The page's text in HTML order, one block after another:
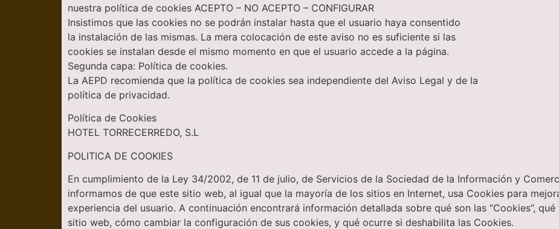
nuestra política de cookies ACEPTO – NO ACEPTO – CONFIGURAR
Insistimos que las cookies no se podrán instalar hasta que el usuario haya consentido
la instalación de las mismas. La mera colocación de este aviso no es suficiente si las
cookies se instalan desde el mismo momento en que el usuario accede a la página.
Segunda capa: Política de cookies.
La AEPD recomienda que la política de cookies sea independiente del Aviso Legal y de la
política de privacidad.
Política de Cookies
HOTEL TORRECERREDO, S.L
POLITICA DE COOKIES
En cumplimiento de la Ley 34/2002, de 11 de julio, de Servicios de la Sociedad de la Información y
informamos de que este sitio web, al igual que la mayoría de los sitios en Internet, usa Cookies para
experiencia del usuario. A continuación encontrará información detallada sobre qué son las “Cookies”,
sitio web, cómo cambiar la configuración de sus cookies, y qué ocurre si deshabilita las Cookies.